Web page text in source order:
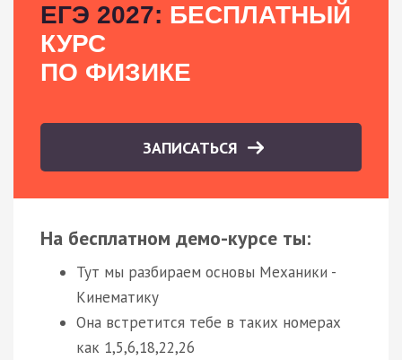
ЕГЭ 2027: БЕСПЛАТНЫЙ
КУРС
ПО ФИЗИКЕ
ЗАПИСАТЬСЯ
На бесплатном демо-курсе ты:
Тут мы разбираем основы Механики -
Кинематику
Она встретится тебе в таких номерах
как 1,5,6,18,22,26